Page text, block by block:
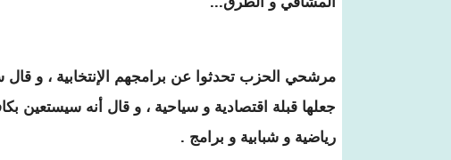
مرشحي الحزب تحدثوا عن برامجهم الإنتخابية ، و قال
جعلها قبلة اقتصادية و سياحية ، و قال أنه سيستعين
رياضية و شبابية و برامج .